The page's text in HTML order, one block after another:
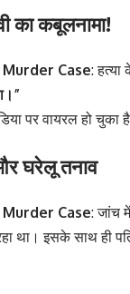
का कबूलनामा!
Case: हत्या
पर वायरल हो चुका
घरेलू तनाव
Case: जांच
था। इसके साथ ही